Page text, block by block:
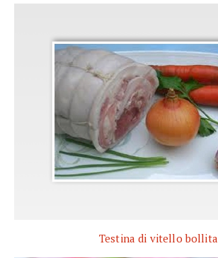
Testina di vitello bollita